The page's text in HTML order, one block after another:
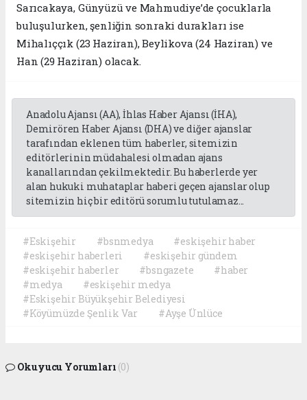
Sarıcakaya, Günyüzü ve Mahmudiye’de çocuklarla
buluşulurken, şenliğin sonraki durakları ise
Mihalıççık (23 Haziran), Beylikova (24 Haziran) ve
Han (29 Haziran) olacak.
Anadolu Ajansı (AA), İhlas Haber Ajansı (İHA),
Demirören Haber Ajansı (DHA) ve diğer ajanslar
tarafından eklenen tüm haberler, sitemizin
editörlerinin müdahalesi olmadan ajans
kanallarından çekilmektedir. Bu haberlerde yer
alan hukuki muhataplar haberi geçen ajanslar olup
sitemizin hiç bir editörü sorumlu tutulamaz...
#Eskişehir #bsnmedya
#eskişehir haber
#eskişehir haberleri
#eskişehir gündem
#eskişehir haberler
#bsngazete
#haber
#medya
#eskişehir medya
#Eskişehir Büyükşehir Belediyesi
#Köyümüzde Şenlik Var
#Ayşe Ünlüce
Okuyucu Yorumları (0)